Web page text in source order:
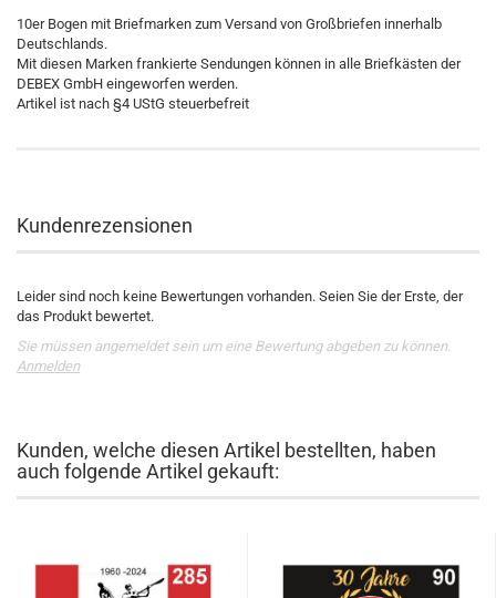
10er Bogen mit Briefmarken zum Versand von Großbriefen innerhalb
Deutschlands.
Mit diesen Marken frankierte Sendungen können in alle Briefkästen der
DEBEX GmbH eingeworfen werden.
Artikel ist nach §4 UStG steuerbefreit
Kundenrezensionen
Leider sind noch keine Bewertungen vorhanden. Seien Sie der Erste, der
das Produkt bewertet.
Sie müssen angemeldet sein um eine Bewertung abgeben zu können.
Anmelden
Kunden, welche diesen Artikel bestellten, haben
auch folgende Artikel gekauft: